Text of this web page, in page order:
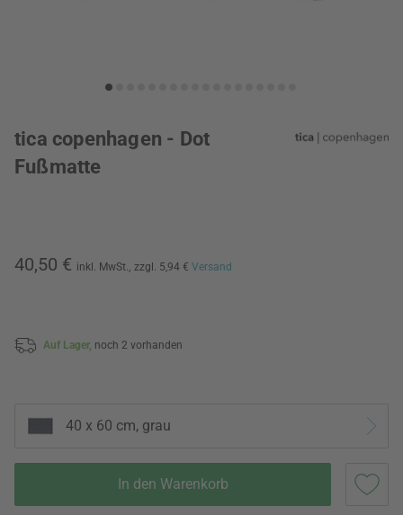
tica copenhagen - Dot
Fußmatte
40,50 € inkl. MwSt., zzgl. 5,94 € Versand
Auf Lager, noch 2 vorhanden
40 x 60 cm, grau
In den Warenkorb